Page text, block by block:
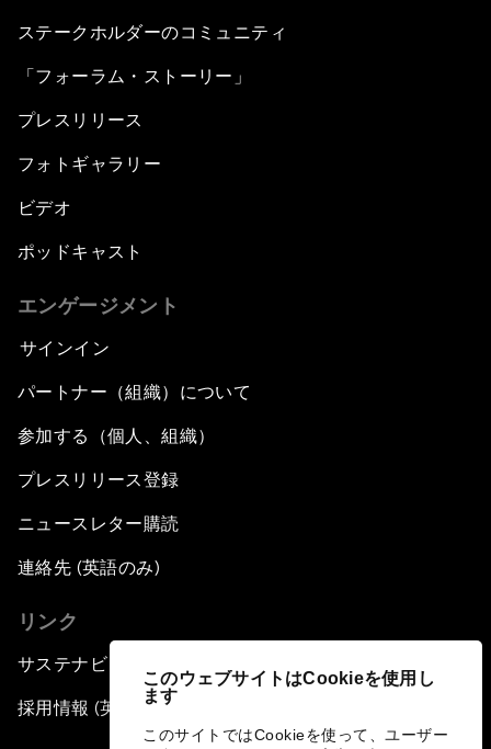
このウェブサイトはCookieを使用し
ます
このサイトではCookieを使って、ユーザー
ステークホルダーのコミュニティ
「フォーラム・ストーリー」
プレスリリース
フォトギャラリー
ビデオ
ポッドキャスト
エンゲージメント
サインイン
パートナー（組織）について
参加する（個人、組織）
プレスリリース登録
ニュースレター購読
連絡先 (英語のみ)
リンク
サステナビリティへの取り組み
採用情報 (英語のみ)